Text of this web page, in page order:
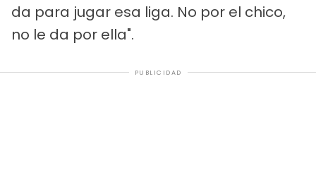
da para jugar esa liga. No por el chico,
no le da por ella".
PUBLICIDAD